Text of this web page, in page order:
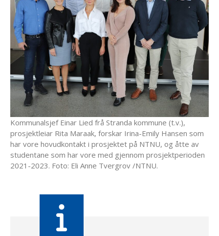
Kommunalsjef Einar Lied frå Stranda kommune (t.v.),
prosjektleiar Rita Maraak, forskar Irina-Emily Hansen som
har vore hovudkontakt i prosjektet på NTNU, og åtte av
studentane som har vore med gjennom prosjektperioden
2021-2023. Foto: Eli Anne Tvergrov /NTNU.